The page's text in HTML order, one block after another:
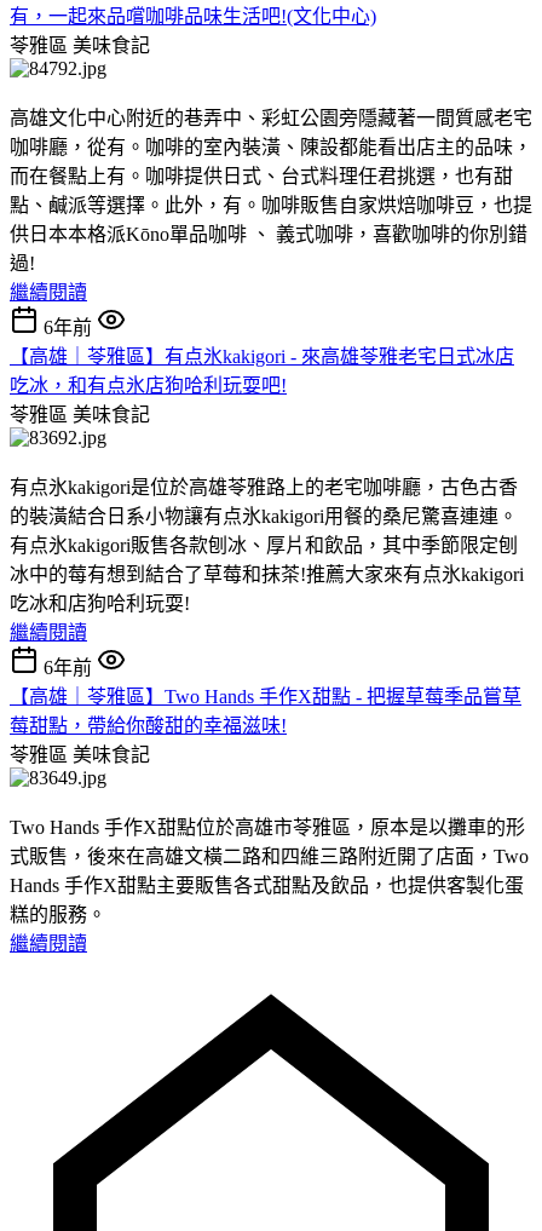
有，一起來品嚐咖啡品味生活吧!(文化中心)
苓雅區 美味食記
高雄文化中心附近的巷弄中、彩虹公園旁隱藏著一間質感老宅
咖啡廳，從有。咖啡的室內裝潢、陳設都能看出店主的品味，
而在餐點上有。咖啡提供日式、台式料理任君挑選，也有甜
點、鹹派等選擇。此外，有。咖啡販售自家烘焙咖啡豆，也提
供日本本格派Kōno單品咖啡 、 義式咖啡，喜歡咖啡的你別錯
過!
繼續閱讀
6年前
【高雄｜苓雅區】有点氷kakigori - 來高雄苓雅老宅日式冰店
吃冰，和有点氷店狗哈利玩耍吧!
苓雅區 美味食記
有点氷kakigori是位於高雄苓雅路上的老宅咖啡廳，古色古香
的裝潢結合日系小物讓有点氷kakigori用餐的桑尼驚喜連連。
有点氷kakigori販售各款刨冰、厚片和飲品，其中季節限定刨
冰中的莓有想到結合了草莓和抹茶!推薦大家來有点氷kakigori
吃冰和店狗哈利玩耍!
繼續閱讀
6年前
【高雄｜苓雅區】Two Hands 手作X甜點 - 把握草莓季品嘗草
莓甜點，帶給你酸甜的幸福滋味!
苓雅區 美味食記
Two Hands 手作X甜點位於高雄市苓雅區，原本是以攤車的形
式販售，後來在高雄文橫二路和四維三路附近開了店面，Two
Hands 手作X甜點主要販售各式甜點及飲品，也提供客製化蛋
糕的服務。
繼續閱讀